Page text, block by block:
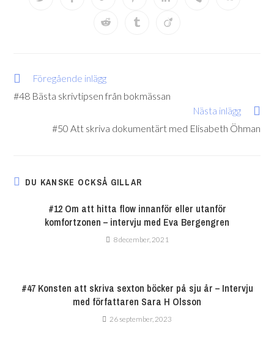
Föregående inlägg
#48 Bästa skrivtipsen från bokmässan
Nästa inlägg
#50 Att skriva dokumentärt med Elisabeth Öhman
DU KANSKE OCKSÅ GILLAR
#12 Om att hitta flow innanför eller utanför
komfortzonen – intervju med Eva Bergengren
8 december, 2021
#47 Konsten att skriva sexton böcker på sju år – Intervju
med författaren Sara H Olsson
26 september, 2023